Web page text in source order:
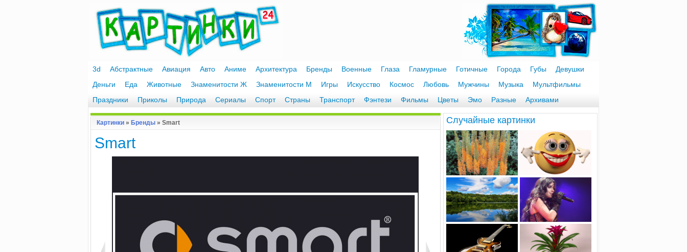
3d Абстрактные Авиация Авто Аниме Архитектура Бренды Военные Глаза Гламурные Готичные Города Губы
Девушки
Деньги
Еда Животные Знаменитости Ж Знаменитости М Игры Искусство Космос Любовь Мужчины Музыка
Мультфильмы
Праздники
Приколы Природа Сериалы Спорт Страны Транспорт Фэнтези Фильмы Цветы Эмо Разные Архивами
Картинки » Бренды » Smart
Smart
Cлучайные картинки